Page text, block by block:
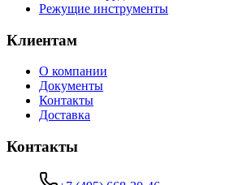
Режущие инструменты
Клиентам
О компании
Документы
Контакты
Доставка
Контакты